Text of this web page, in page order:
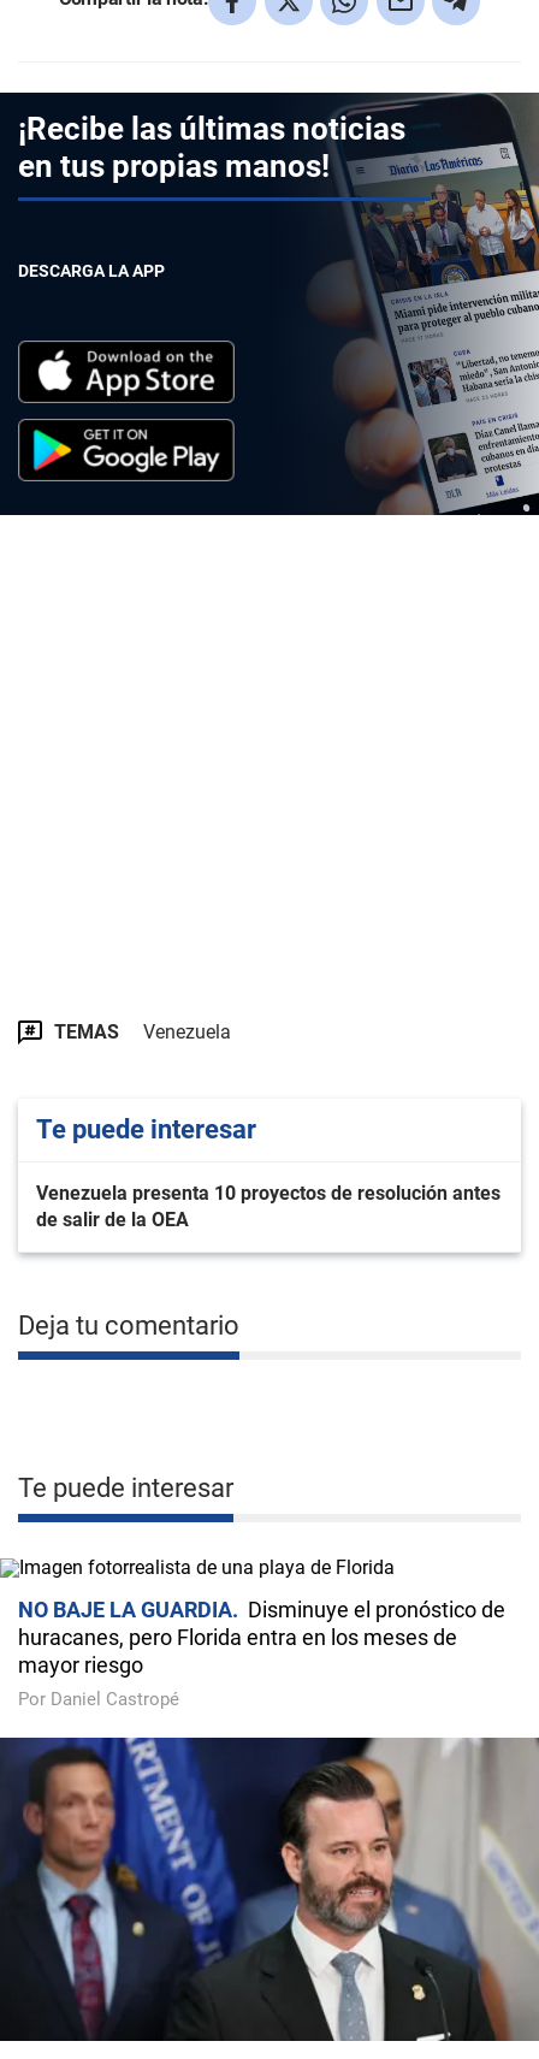
¡Recibe las últimas noticias
en tus propias manos!
DESCARGA LA APP
TEMAS Venezuela
Te puede interesar
Venezuela presenta 10 proyectos de resolución antes
de salir de la OEA
Deja tu comentario
Te puede interesar
NO BAJE LA GUARDIA
Disminuye el pronóstico de
huracanes, pero Florida entra en los meses de
mayor riesgo
Por Daniel Castropé